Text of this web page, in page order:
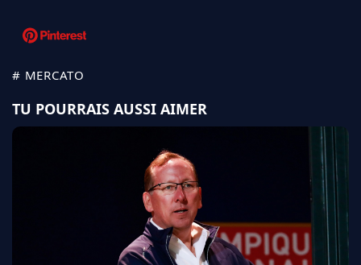
# MERCATO
TU POURRAIS AUSSI AIMER